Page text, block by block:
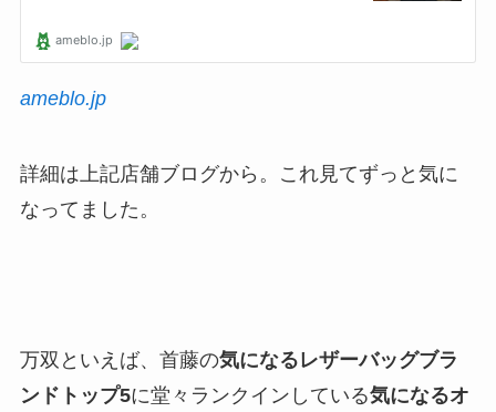
ameblo.jp
詳細は上記店舗ブログから。これ見てずっと気に
なってました。
万双といえば、首藤の気になるレザーバッグブラ
ンドトップ5に堂々ランクインしている気になるオ